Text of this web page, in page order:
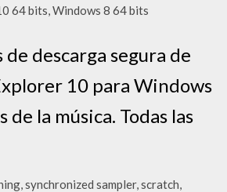
64 bits, Windows 8 64 bits
descarga segura de
10 para Windows
la música. Todas las
synchronized sampler, scratch,